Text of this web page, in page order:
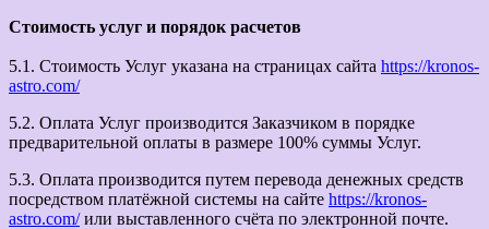
Стоимость услуг и порядок расчетов
5.1. Стоимость Услуг указана на страницах сайта https://kronos-
astro.com/
5.2. Оплата Услуг производится Заказчиком в порядке
предварительной оплаты в размере 100% суммы Услуг.
5.3. Оплата производится путем перевода денежных средств
посредством платёжной системы на сайте https://kronos-
astro.com/или выставленного счёта по электронной почте.